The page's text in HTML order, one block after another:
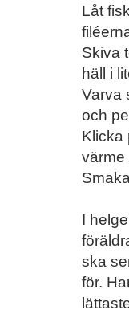
Låt
Skiva
häll i
Varva
och
Klicka
värme
I
ska
för.